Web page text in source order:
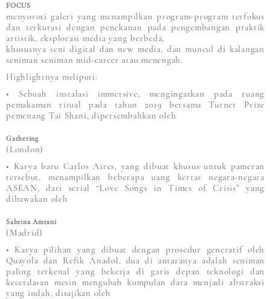
FOCUS
menyoroti galeri yang menampilkan program-program terfokus
dan terkurasi dengan penekanan pada pengembangan praktik
artistik, eksplorasi media yang berbeda,
khususnya seni digital dan new media, dan muncul di kalangan
seniman seniman mid-career atau menengah.
Highlightnya meliputi:
• Sebuah instalasi immersive, mengingatkan pada ruang
pemakaman ritual pada tahun 2019 bersama Turner Prize
pemenang Tai Shani, dipersembahkan oleh
Gathering
(London)
• Karya baru Carlos Aires, yang dibuat khusus untuk pameran
tersebut, menampilkan beberapa uang kertas negara-negara
ASEAN, dari serial “Love Songs in Times of Crisis” yang
dibawakan oleh
Sabrina Amrani
(Madrid)
• Karya pilihan yang dibuat dengan prosedur generatif oleh
Quayola dan Refik Anadol, dua di antaranya adalah seniman
paling terkenal yang bekerja di garis depan teknologi dan
kecerdasan mesin mengubah kumpulan data menjadi abstraksi
yang indah, disajikan oleh